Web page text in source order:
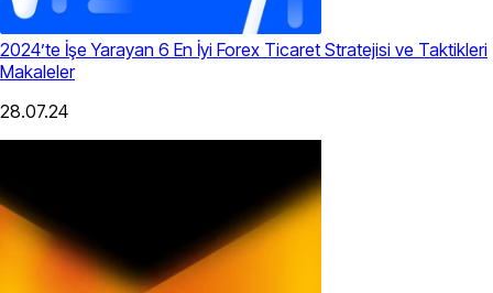
2024’te İşe Yarayan 6 En İyi Forex Ticaret Stratejisi ve Taktikleri
Makaleler
28.07.24